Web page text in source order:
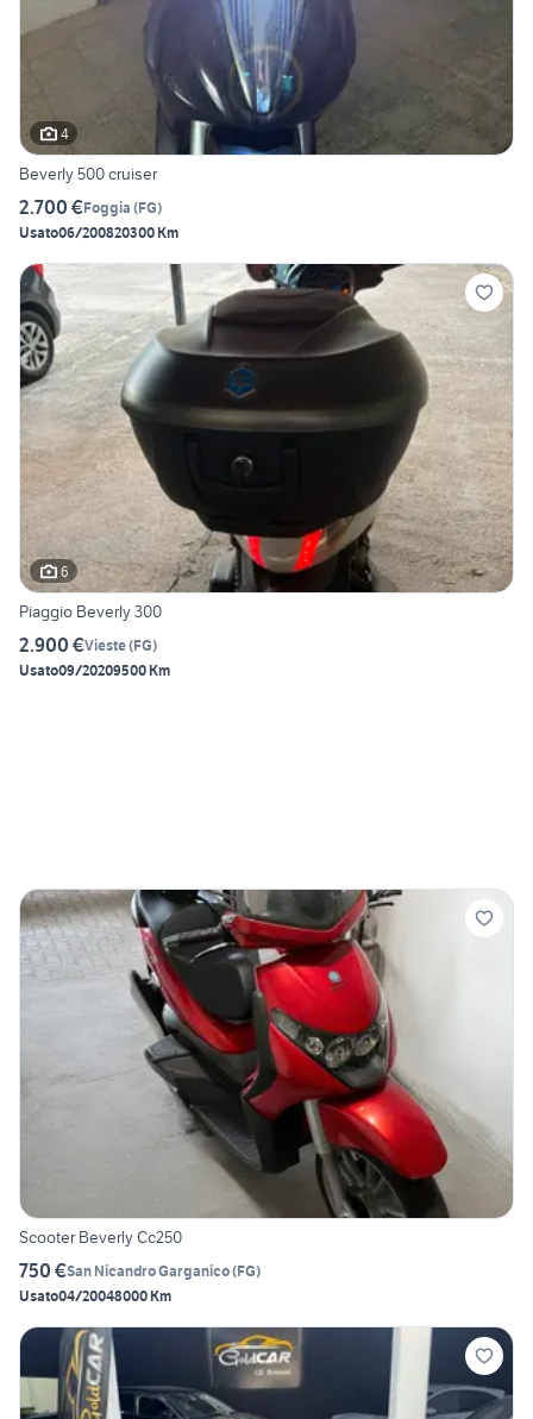
4
Beverly 500 cruiser
2.700 €Foggia (FG)
Usato06/200820300 Km
6
Piaggio Beverly 300
2.900 €Vieste(FG)
Usato09/20209500 Km
Scooter Beverly Cc250
750 €San Nicandro Garganico(FG)
Usato04/20048000 Km